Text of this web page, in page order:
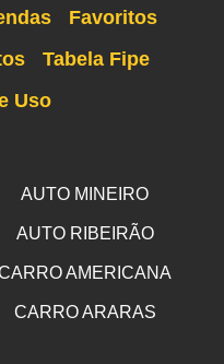
Favoritos
Tabela Fipe
Uso
AUTO MINEIRO
AUTO RIBEIRÃO
AMERICANA
CARRO ARARAS